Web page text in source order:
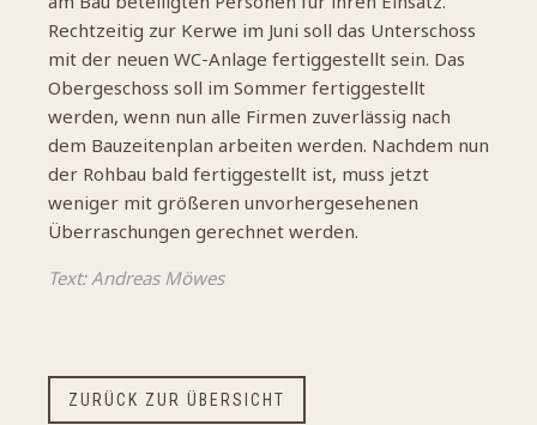
Rechtzeitig zur Kerwe im Juni soll das Unterschoss
mit der neuen WC-Anlage fertiggestellt sein. Das
Obergeschoss soll im Sommer fertiggestellt
werden, wenn nun alle Firmen zuverlässig nach
dem Bauzeitenplan arbeiten werden. Nachdem nun
der Rohbau bald fertiggestellt ist, muss jetzt
weniger mit größeren unvorhergesehenen
Überraschungen gerechnet werden.
Text: Andreas Möwes
ZURÜCK ZUR ÜBERSICHT